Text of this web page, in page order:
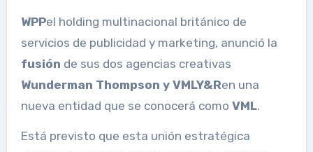
WPPel holding multinacional británico de
servicios de publicidad y marketing, anunció la
fusión de sus dos agencias creativas
Wunderman Thompson y VMLY&Ren una
nueva entidad que se conocerá como VML.
Está previsto que esta unión estratégica